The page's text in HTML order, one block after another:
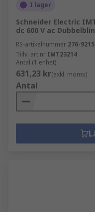
I lager
Schneider Electric
dc 600 V ac
RS-artikelnummer 276-9215
Tillv. art.nr IMT23214
Antal (1 enhet)
631,23 kr(exkl. moms)
Antal